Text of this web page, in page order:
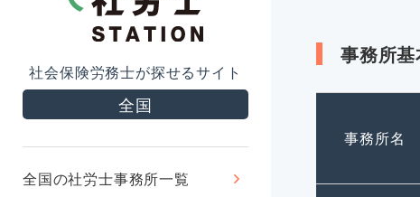
社会保険労務士が探せるサイト
全国
全国の社労士事務所一覧
事務所
事務所名